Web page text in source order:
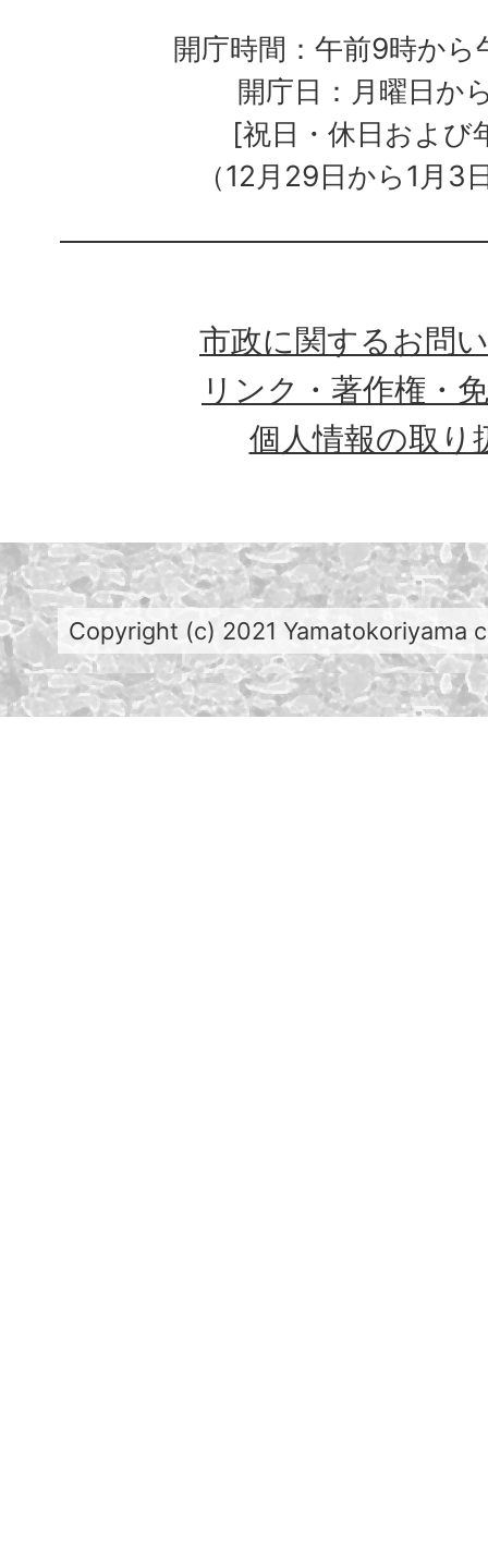
開庁時間：午前9時か
開庁日：月曜日か
[祝日・休日および
（12月29日から1月3
市政に関するお問
リンク・著作権・
個人情報の取り
Copyright (c) 2021 Yamatokoriyama